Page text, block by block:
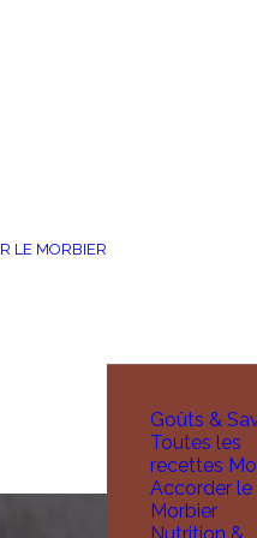
LE MORBIER
Goûts &
Toutes les
recettes
Accorder le
Morbier